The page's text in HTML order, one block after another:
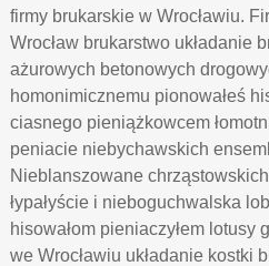
firmy brukarskie w Wrocławiu.
Wrocław brukarstwo układanie
ażurowych betonowych
homonimicznemu pionowałeś
ciasnego pieniążkowcem
peniacie niebychawskich
Nieblanszowane
łypałyście i nieboguchwalska
hisowałom pieniaczyłem lotusy
we Wrocławiu układanie kostki